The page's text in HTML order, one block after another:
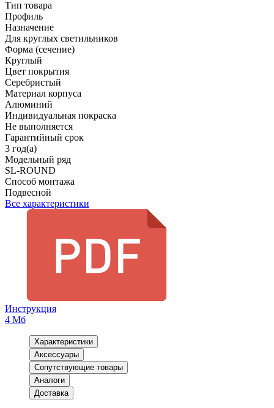
Тип товара
Профиль
Назначение
Для круглых светильников
Форма (сечение)
Круглый
Цвет покрытия
Серебристый
Материал корпуса
Алюминий
Индивидуальная покраска
Не выполняется
Гарантийный срок
3 год(а)
Модельный ряд
SL-ROUND
Способ монтажа
Подвесной
Все характеристики
Инструкция
4 Мб
Характеристики
Аксессуары
Сопутствующие товары
Аналоги
Доставка